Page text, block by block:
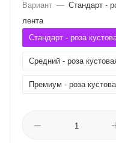
Вариант — Стандарт -
лента
Стандарт - роза
Средний - роза
Премиум - роза